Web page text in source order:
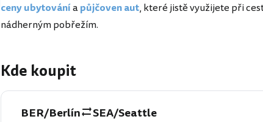
ceny ubytováníapůjčoven aut, které jistě využijete při
nádherným pobřežím.
Kde koupit
BER/Berlín SEA/Seattle